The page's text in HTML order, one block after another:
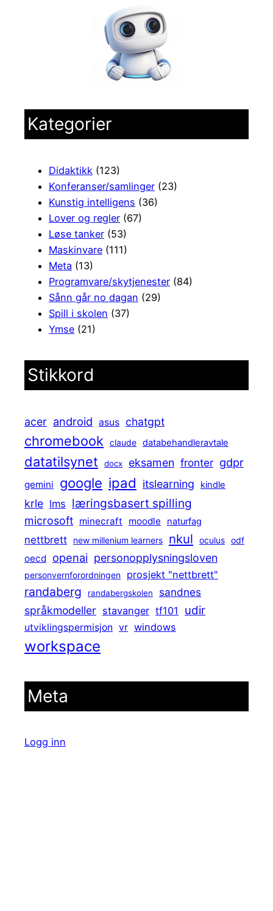
Kategorier
Didaktikk (123)
Konferanser/samlinger (23)
Kunstig intelligens (36)
Lover og regler (67)
Løse tanker (53)
Maskinvare (111)
Meta (13)
Programvare/skytjenester (84)
Sånn går no dagan (29)
Spill i skolen (37)
Ymse (21)
Stikkord
acer android asus chatgpt
chromebook claude databehandleravtale
datatilsynet docx eksamen fronter gdpr
gemini google ipad itslearning kindle
krle lms læringsbasert spilling
microsoft minecraft moodle naturfag
nettbrett new millenium learners nkul oculus odf
oecd openai personopplysningsloven
personvernforordningen prosjekt "nettbrett"
randaberg randabergskolen
sandnes
språkmodeller stavanger tf101 udir
utviklingspermisjon vr windows
workspace
Meta
Logg inn